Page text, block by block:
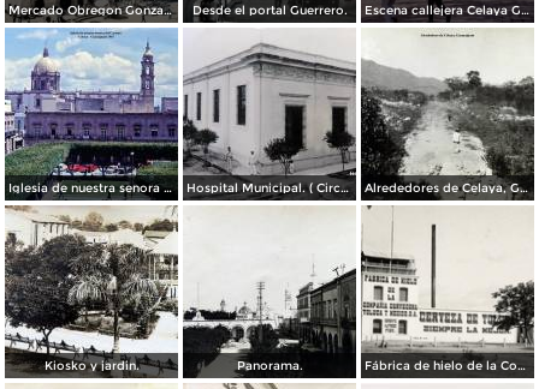
Mercado Obregon Gonzalez ( Circulada el 25 de Junioo de 1909 ). Desde el portal Guerrero. Escena callejera Celaya Guanajuato 1967
Iglesia de nuestra senora del Carmen Celaya Guanajuato 1967 Hospital Municipal. ( Circulada el 23 de Junio de 1909 ). Alrededores de Celaya, Guanajuato.
Kiosko y jardin. Panorama. Fábrica de hielo de la Compañía Cervecera Toluca y México, S.A.